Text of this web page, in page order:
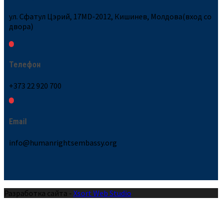
ул. Сфатул Цэрий, 17MD-2012, Кишинев, Молдова(вход со
двора)
Телефон
+373 22 920 700
Email
info@humanrightsembassy.org
Разработка сайта - Xsort Web Studio